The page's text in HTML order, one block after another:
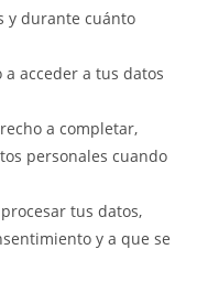
y durante cuánto
acceder a tus datos
a completar,
personales cuando
tus datos,
y a que se